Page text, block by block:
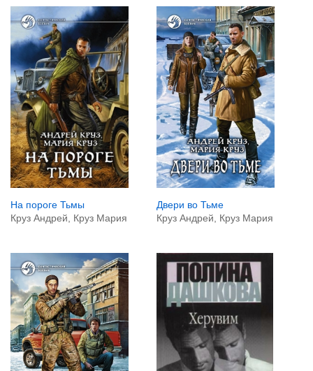
На пороге Тьмы
Круз Андрей, Круз Мария
Двери во Тьме
Круз Андрей, Круз Мария